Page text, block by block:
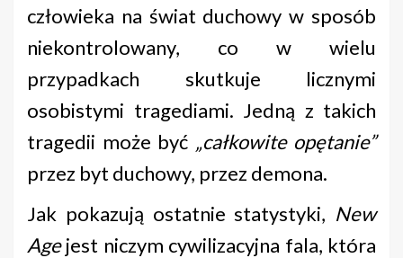
człowieka na świat duchowy w sposób
niekontrolowany, co w wielu
przypadkach skutkuje licznymi
osobistymi tragediami. Jedną z takich
tragedii może być „całkowite opętanie”
przez byt duchowy, przez demona.
Jak pokazują ostatnie statystyki, New
Agejest niczym cywilizacyjna fala, która